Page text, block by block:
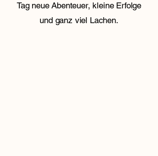
Tag neue Abenteuer, kleine Erfolge
und ganz viel Lachen.